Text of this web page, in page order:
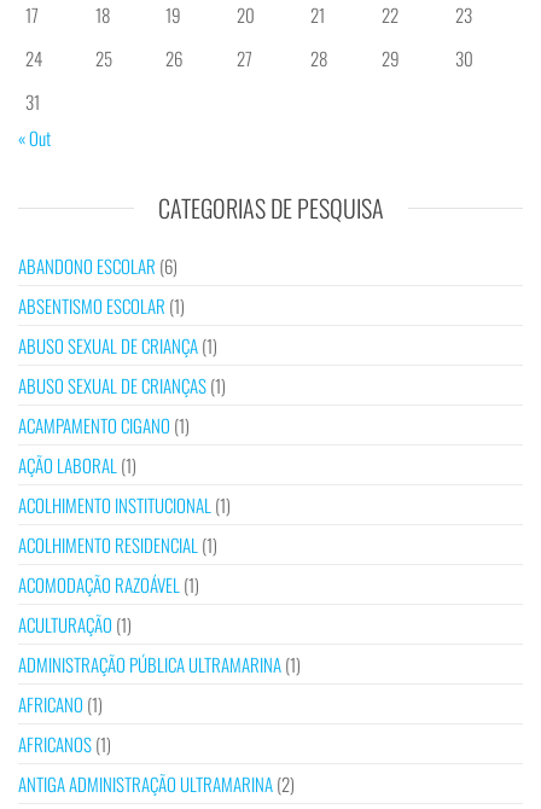
17
18 19 20 21 22
23
24
25 26 27 28 29
30
31
« Out
CATEGORIAS DE PESQUISA
ABANDONO ESCOLAR (6)
ABSENTISMO ESCOLAR (1)
ABUSO SEXUAL DE CRIANÇA(1)
ABUSO SEXUAL DE CRIANÇAS(1)
ACAMPAMENTO CIGANO (1)
AÇÃO LABORAL(1)
ACOLHIMENTO INSTITUCIONAL(1)
ACOLHIMENTO RESIDENCIAL(1)
ACOMODAÇÃO RAZOÁVEL(1)
ACULTURAÇÃO (1)
ADMINISTRAÇÃO PÚBLICA ULTRAMARINA(1)
AFRICANO (1)
AFRICANOS(1)
ANTIGA ADMINISTRAÇÃO ULTRAMARINA(2)